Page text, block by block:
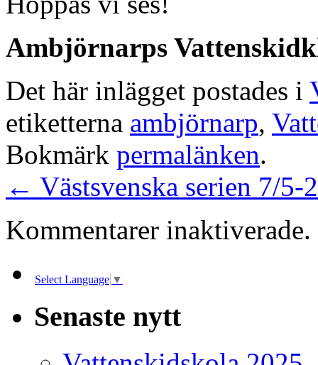
Ambjörnarps
Det här inlägget postades i
etiketterna ambjörnarp,
Bokmärk permalänken.
← Västsvenska serien 7/5-
Kommentarer inaktiverade.
Select Language ▼
Senaste nytt